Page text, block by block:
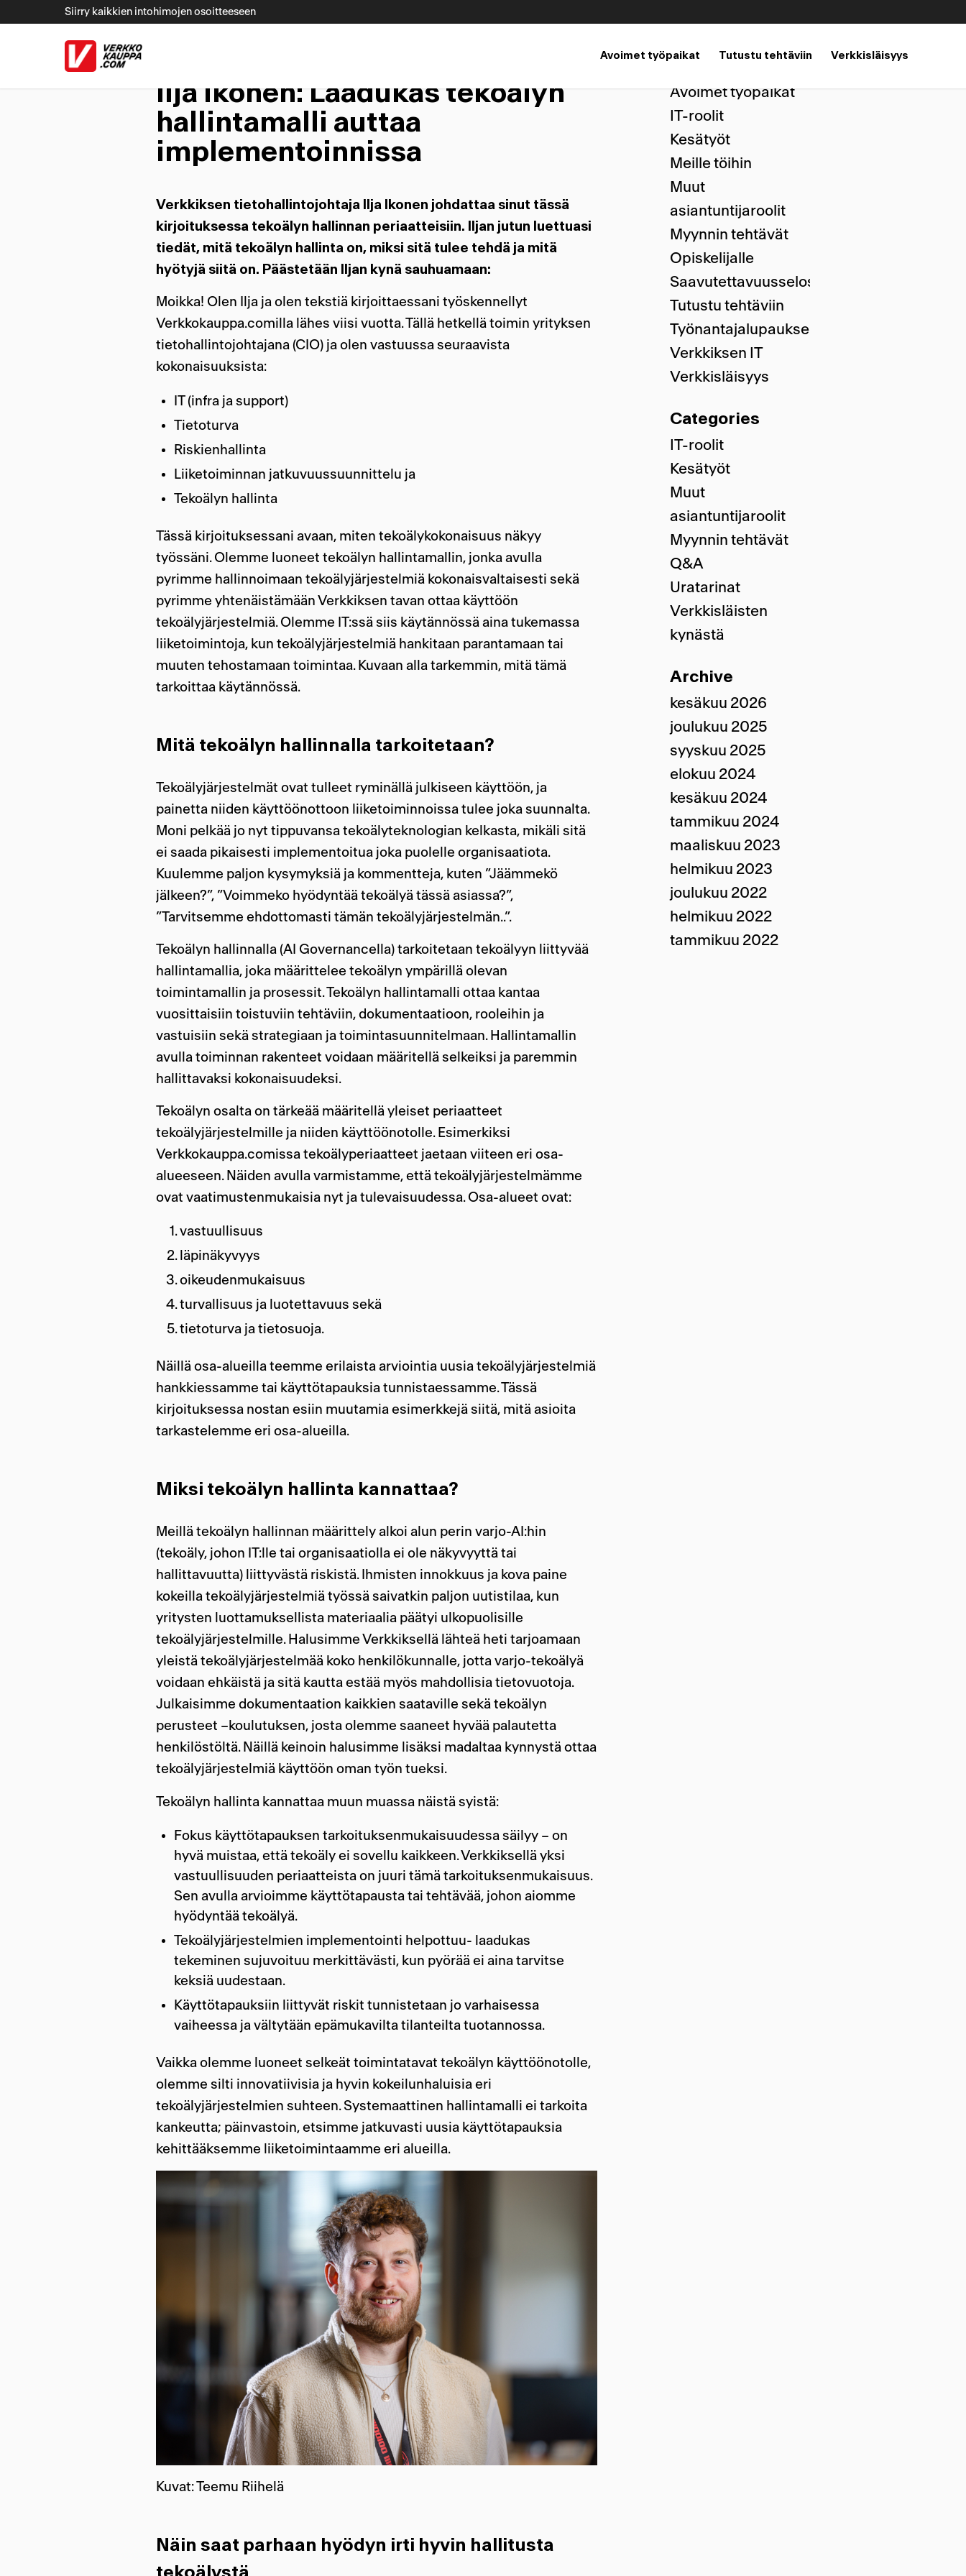
Siirry kaikkien intohimojen osoitteeseen
Avoimet työpaikat Tutustu tehtäviin Verkkisläisyys
Ilja Ikonen: Laadukas tekoälyn
hallintamalli auttaa
implementoinnissa
Verkkiksen tietohallintojohtaja Ilja Ikonen johdattaa sinut tässä
kirjoituksessa tekoälyn hallinnan periaatteisiin. Iljan jutun luettuasi
tiedät, mitä tekoälyn hallinta on, miksi sitä tulee tehdä ja mitä
hyötyjä siitä on. Päästetään Iljan kynä sauhuamaan:
Moikka! Olen Ilja ja olen tekstiä kirjoittaessani työskennellyt
Verkkokauppa.comilla lähes viisi vuotta. Tällä hetkellä toimin yrityksen
tietohallintojohtajana (CIO) ja olen vastuussa seuraavista
kokonaisuuksista:
IT (infra ja support)
Tietoturva
Riskienhallinta
Liiketoiminnan jatkuvuussuunnittelu ja
Tekoälyn hallinta
Tässä kirjoituksessani avaan, miten tekoälykokonaisuus näkyy
työssäni. Olemme luoneet tekoälyn hallintamallin, jonka avulla
pyrimme hallinnoimaan tekoälyjärjestelmiä kokonaisvaltaisesti sekä
pyrimme yhtenäistämään Verkkiksen tavan ottaa käyttöön
tekoälyjärjestelmiä. Olemme IT:ssä siis käytännössä aina tukemassa
liiketoimintoja, kun tekoälyjärjestelmiä hankitaan parantamaan tai
muuten tehostamaan toimintaa. Kuvaan alla tarkemmin, mitä tämä
tarkoittaa käytännössä.
Mitä tekoälyn hallinnalla tarkoitetaan?
Tekoälyjärjestelmät ovat tulleet ryminällä julkiseen käyttöön, ja
painetta niiden käyttöönottoon liiketoiminnoissa tulee joka suunnalta.
Moni pelkää jo nyt tippuvansa tekoälyteknologian kelkasta, mikäli sitä
ei saada pikaisesti implementoitua joka puolelle organisaatiota.
Kuulemme paljon kysymyksiä ja kommentteja, kuten ”Jäämmekö
jälkeen?”, ”Voimmeko hyödyntää tekoälyä tässä asiassa?”,
”Tarvitsemme ehdottomasti tämän tekoälyjärjestelmän..”.
Tekoälyn hallinnalla (AI Governancella) tarkoitetaan tekoälyyn liittyvää
hallintamallia, joka määrittelee tekoälyn ympärillä olevan
toimintamallin ja prosessit. Tekoälyn hallintamalli ottaa kantaa
vuosittaisiin toistuviin tehtäviin, dokumentaatioon, rooleihin ja
vastuisiin sekä strategiaan ja toimintasuunnitelmaan. Hallintamallin
avulla toiminnan rakenteet voidaan määritellä selkeiksi ja paremmin
hallittavaksi kokonaisuudeksi.
Tekoälyn osalta on tärkeää määritellä yleiset periaatteet
tekoälyjärjestelmille ja niiden käyttöönotolle. Esimerkiksi
Verkkokauppa.comissa tekoälyperiaatteet jaetaan viiteen eri osa-
alueeseen. Näiden avulla varmistamme, että tekoälyjärjestelmämme
ovat vaatimustenmukaisia nyt ja tulevaisuudessa. Osa-alueet ovat:
vastuullisuus
läpinäkyvyys
oikeudenmukaisuus
turvallisuus ja luotettavuus sekä
tietoturva ja tietosuoja.
Näillä osa-alueilla teemme erilaista arviointia uusia tekoälyjärjestelmiä
hankkiessamme tai käyttötapauksia tunnistaessamme. Tässä
kirjoituksessa nostan esiin muutamia esimerkkejä siitä, mitä asioita
tarkastelemme eri osa-alueilla.
Miksi tekoälyn hallinta kannattaa?
Meillä tekoälyn hallinnan määrittely alkoi alun perin varjo-AI:hin
(tekoäly, johon IT:lle tai organisaatiolla ei ole näkyvyyttä tai
hallittavuutta) liittyvästä riskistä. Ihmisten innokkuus ja kova paine
kokeilla tekoälyjärjestelmiä työssä saivatkin paljon uutistilaa, kun
yritysten luottamuksellista materiaalia päätyi ulkopuolisille
tekoälyjärjestelmille. Halusimme Verkkiksellä lähteä heti tarjoamaan
yleistä tekoälyjärjestelmää koko henkilökunnalle, jotta varjo-tekoälyä
voidaan ehkäistä ja sitä kautta estää myös mahdollisia tietovuotoja.
Julkaisimme dokumentaation kaikkien saataville sekä tekoälyn
perusteet –koulutuksen, josta olemme saaneet hyvää palautetta
henkilöstöltä. Näillä keinoin halusimme lisäksi madaltaa kynnystä ottaa
tekoälyjärjestelmiä käyttöön oman työn tueksi.
Tekoälyn hallinta kannattaa muun muassa näistä syistä:
Fokus käyttötapauksen tarkoituksenmukaisuudessa säilyy – on
hyvä muistaa, että tekoäly ei sovellu kaikkeen. Verkkiksellä yksi
vastuullisuuden periaatteista on juuri tämä tarkoituksenmukaisuus.
Sen avulla arvioimme käyttötapausta tai tehtävää, johon aiomme
hyödyntää tekoälyä.
Tekoälyjärjestelmien implementointi helpottuu- laadukas
tekeminen sujuvoituu merkittävästi, kun pyörää ei aina tarvitse
keksiä uudestaan.
Käyttötapauksiin liittyvät riskit tunnistetaan jo varhaisessa
vaiheessa ja vältytään epämukavilta tilanteilta tuotannossa.
Vaikka olemme luoneet selkeät toimintatavat tekoälyn käyttöönotolle,
olemme silti innovatiivisia ja hyvin kokeilunhaluisia eri
tekoälyjärjestelmien suhteen. Systemaattinen hallintamalli ei tarkoita
kankeutta; päinvastoin, etsimme jatkuvasti uusia käyttötapauksia
kehittääksemme liiketoimintaamme eri alueilla.
Kuvat: Teemu Riihelä
Näin saat parhaan hyödyn irti hyvin hallitusta
Avoimet työpaikat
IT-roolit
Kesätyöt
Meille töihin
Muut
asiantuntijaroolit
Myynnin tehtävät
Opiskelijalle
Saavutettavuusseloste
Tutustu tehtäviin
Työnantajalupauksemme
Verkkiksen IT
Verkkisläisyys
Categories
IT-roolit
Kesätyöt
Muut
asiantuntijaroolit
Myynnin tehtävät
Q&A
Uratarinat
Verkkisläisten
kynästä
Archive
kesäkuu 2026
joulukuu 2025
syyskuu 2025
elokuu 2024
kesäkuu 2024
tammikuu 2024
maaliskuu 2023
helmikuu 2023
joulukuu 2022
helmikuu 2022
tammikuu 2022